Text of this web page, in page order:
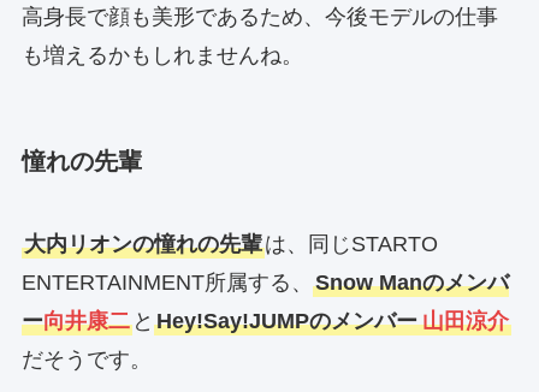
高身長で顔も美形であるため、今後モデルの仕事
も増えるかもしれませんね。
憧れの先輩
大内リオンの憧れの先輩は、同じSTARTO
ENTERTAINMENT所属する、 Snow Manのメンバ
ー向井康二と Hey!Say!JUMPのメンバー 山田涼介
だそうです。